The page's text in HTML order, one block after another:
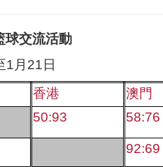
球交流活動
1月21日
香港
澳門
50:93 58:76
92:69